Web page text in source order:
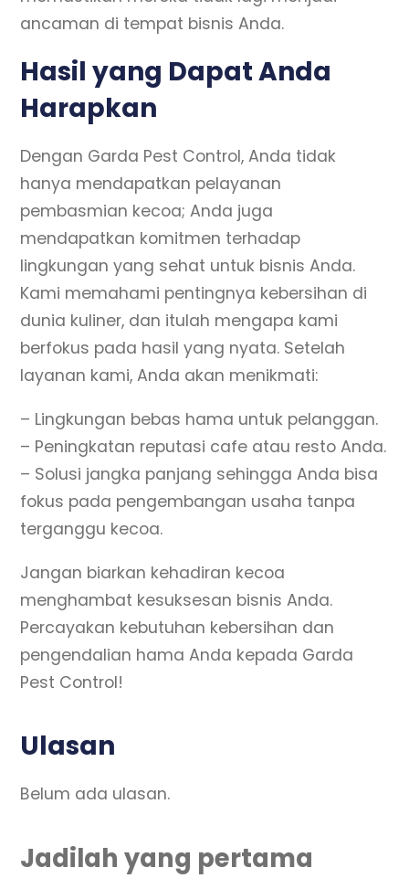
ancaman di tempat bisnis Anda.
Hasil yang Dapat Anda
Harapkan
Dengan Garda Pest Control, Anda tidak
hanya mendapatkan pelayanan
pembasmian kecoa; Anda juga
mendapatkan komitmen terhadap
lingkungan yang sehat untuk bisnis Anda.
Kami memahami pentingnya kebersihan di
dunia kuliner, dan itulah mengapa kami
berfokus pada hasil yang nyata. Setelah
layanan kami, Anda akan menikmati:
– Lingkungan bebas hama untuk pelanggan.
– Peningkatan reputasi cafe atau resto Anda.
– Solusi jangka panjang sehingga Anda bisa
fokus pada pengembangan usaha tanpa
terganggu kecoa.
Jangan biarkan kehadiran kecoa
menghambat kesuksesan bisnis Anda.
Percayakan kebutuhan kebersihan dan
pengendalian hama Anda kepada Garda
Pest Control!
Ulasan
Belum ada ulasan.
Jadilah yang pertama